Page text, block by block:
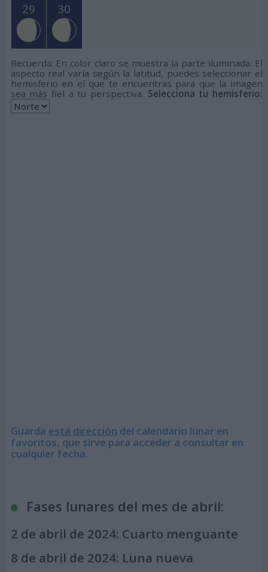
29 30
Recuerda: En color claro se muestra la parte iluminada. El
aspecto real varía según la latitud, puedes seleccionar el
hemisferio en el que te encuentras para que la imagen
sea más fiel a tu perspectiva. Selecciona tu hemisferio:
Guarda está dirección del calendario lunar en
favoritos, que sirve para acceder a consultar en
cualquier fecha.
Fases lunares del mes de abril:
2 de abril de 2024: Cuarto menguante
8 de abril de 2024: Luna nueva